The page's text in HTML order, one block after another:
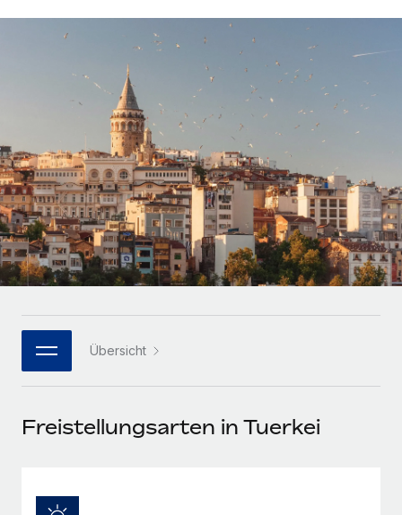
PEO
Auslagern von komplexen HR-Aufgaben
INFRASTRUKTUR
Remote Embedded
Nahtlose Integration der HR in bestehende Abläufe
Plattform
Integrierte HR-Kernfunktionen für dein Team
Verknüpfen Neu
MCP
Integrationen
Prozessoptimierung mit unverzichtbaren Business-
Hilfe von Expert:innen für globale HR & Compliance
Agile HR- und Payroll-Lösungen für wachsende
Unternehmen
Mittelstand
Maßgeschneiderte HR-Lösungen, um Teams zu
vergrößern
Enterprise
Globale HR für Konzerne und Großunternehmen
Strategische Technologiepartner
Flexible Einbettung von Global-HR-Funktionen in deine
Plattform
Entdecke die Möglichkeiten einer Partnerschaft
Honorarzahlungen berechnen
Informationen zu möglichen Währungen und
Abwicklungsfristen für globale Freelancer:innen
LERNEN MIT REMOTE
Forschung und Leitfäden
Fallstudien
HR-Glossar
Checklisten und Vorlagen
Bibliothek für Stellenbeschreibungen
Webinare
Events
Newsroom
Insights Center
Nederlands
Italiano
Português (Portugal)
日本語
한국어
中文（简体）Übersicht
Freistellungsarten in Tuerkei